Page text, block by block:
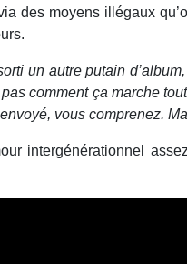
des moyens illégaux
un autre putain
comment ça marche
vous comprenez.
intergénérationnel